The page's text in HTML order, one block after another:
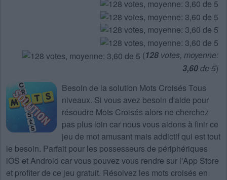
(128 votes, moyenne:
3,60de 5)
Besoin de la solution Mots Croisés Tous
niveaux. Si vous avez besoin d'aide pour
résoudre Mots Croisés alors ne cherchez
pas plus loin car nous vous aidons à finir ce
jeu de mot amusant mais addictif qui est tout
le besoin. Parfait pour les possesseurs de périphériques
iOS et Android car vous pouvez vous rendre sur l'App Store
et profiter de ce jeu gratuit. Résolvez les mots croisés en